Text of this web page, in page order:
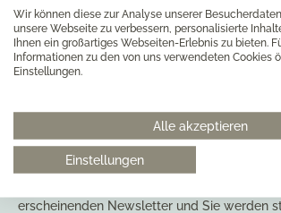
Wir können diese zur Analyse unserer
unsere Webseite zu verbessern, personalisierte
Ihnen ein großartiges Webseiten-Erlebnis zu bieten.
Informationen zu den von uns verwendeten Cookies
Einstellungen.
Alle akzeptieren
Einstellungen
Persönlicher WEITZ Kundenservice
Sichere und schnelle Lieferung mit DHL
Gesicherte SSL-Verbindung
Newsletter abonnieren
erscheinenden Newsletter und Sie werden